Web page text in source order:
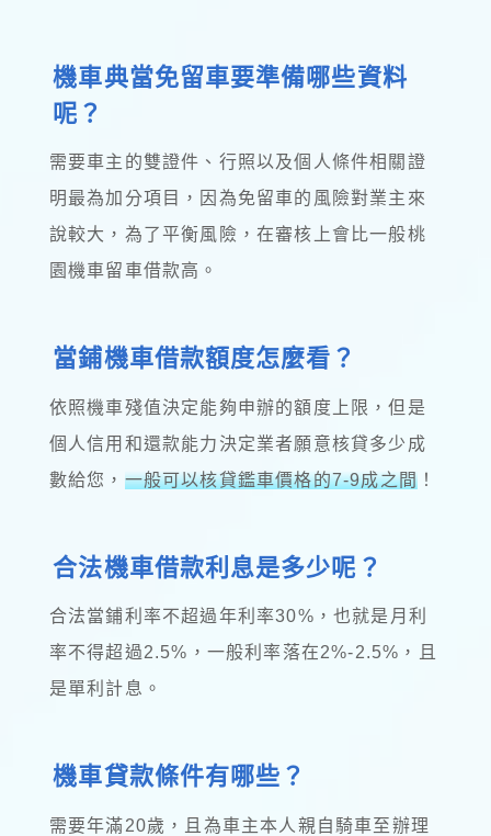
機車典當免留車要準備哪些資料
呢？
需要車主的雙證件、行照以及個人條件相關證
明最為加分項目，因為免留車的風險對業主來
說較大，為了平衡風險，在審核上會比一般桃
園機車留車借款高。
當鋪機車借款額度怎麼看？
依照機車殘值決定能夠申辦的額度上限，但是
個人信用和還款能力決定業者願意核貸多少成
數給您， 一般可以核貸鑑車價格的7-9成之間 ！
合法機車借款利息是多少呢？
合法當鋪利率不超過年利率30%，也就是月利
率不得超過2.5%，一般利率落在2%-2.5%，且
是單利計息。
機車貸款條件有哪些？
需要年滿20歲，且為車主本人親自騎車至辦理